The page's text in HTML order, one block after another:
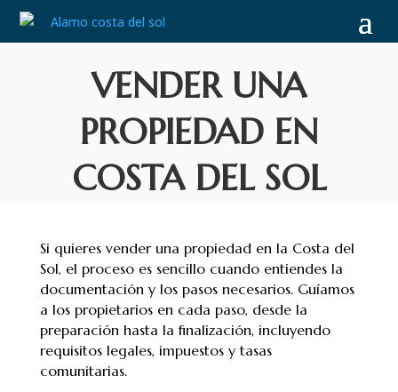
VENDER UNA
PROPIEDAD EN
COSTA DEL SOL
Si quieres vender una propiedad en la Costa del
Sol, el proceso es sencillo cuando entiendes la
documentación y los pasos necesarios. Guíamos
a los propietarios en cada paso, desde la
preparación hasta la finalización, incluyendo
requisitos legales, impuestos y tasas
comunitarias.